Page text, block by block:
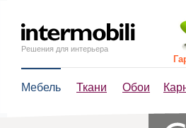
Решения для интерьера
Мебель Ткани Обои